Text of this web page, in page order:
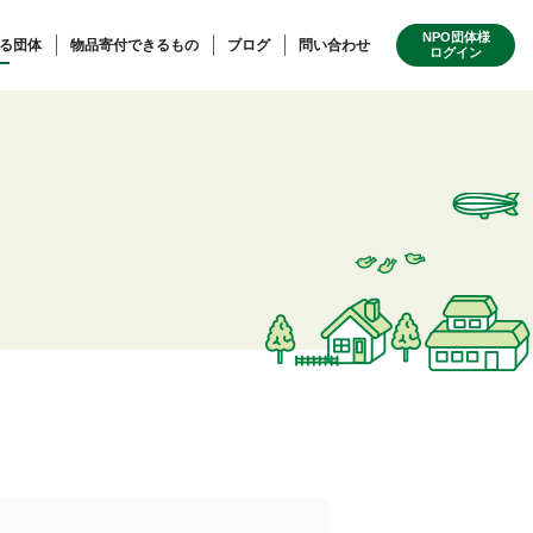
団体 物品寄付できるもの ブログ 問い合わせ
NPO団体様
ログイン